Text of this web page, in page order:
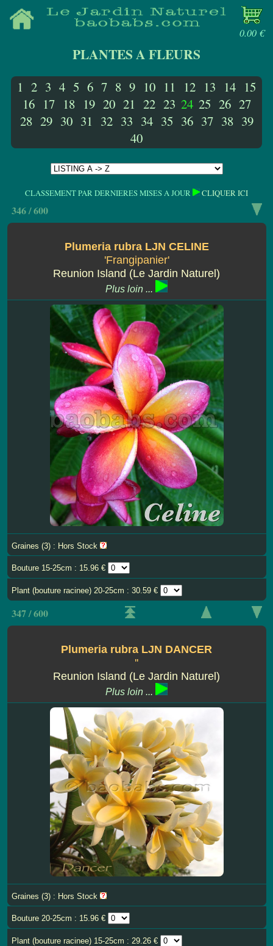
0.00 €
PLANTES A FLEURS
1 2 3 4 5 6 7 8 9 10 11 12 13 14 15
16 17 18 19 20 21 22 23 24 25 26 27
28 29 30 31 32 33 34 35 36 37 38 39
40
CLASSEMENT PAR DERNIERES MISES A JOUR CLIQUER ICI
346 / 600
Plumeria rubra LJN CELINE
'Frangipanier'
Reunion Island (Le Jardin Naturel)
Plus loin ...
Graines (3) : Hors Stock
Bouture 15-25cm : 15.96 €
Plant (bouture racinee) 20-25cm : 30.59 €
347 / 600
Plumeria rubra LJN DANCER
''
Reunion Island (Le Jardin Naturel)
Plus loin ...
Graines (3) : Hors Stock
Bouture 20-25cm : 15.96 €
Plant (bouture racinee) 15-25cm : 29.26 €